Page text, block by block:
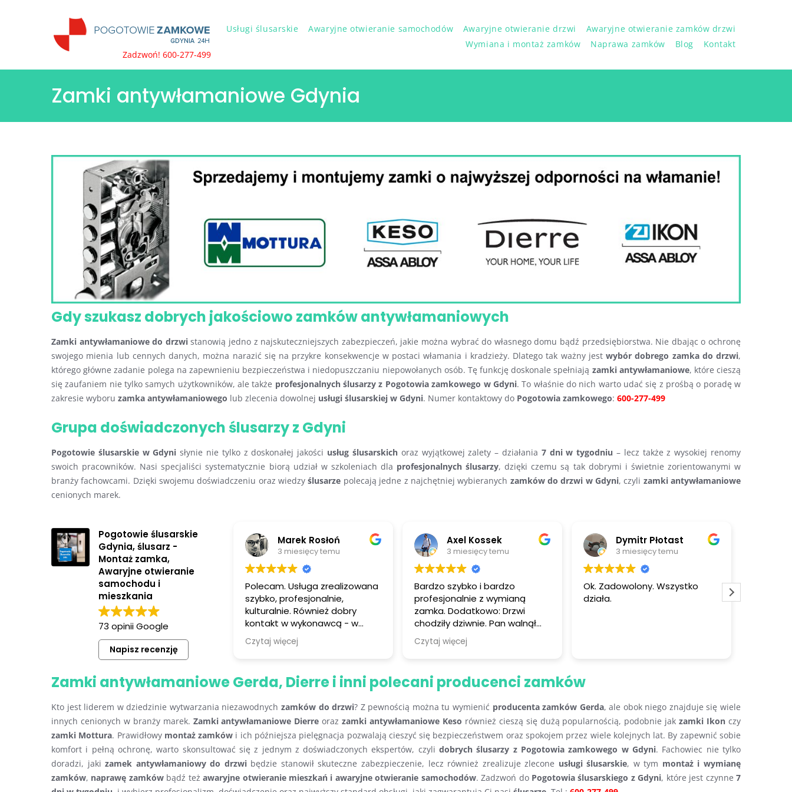
Zadzwoń! 600-277-499
Usługi ślusarskie Awaryjne otwieranie samochodów Awaryjne otwieranie drzwi
Awaryjne otwieranie zamków drzwi
Wymiana i montaż zamków
Naprawa zamków Blog Kontakt
Zamki antywłamaniowe Gdynia
Gdy szukasz dobrych jakościowo zamków antywłamaniowych
Zamki antywłamaniowe do drzwistanowią jedno z najskuteczniejszych zabezpieczeń, jakie można wybrać do własnego domu bądź przedsiębiorstwa. Nie dbając o ochronę
swojego mienia lub cennych danych, można narazić się na przykre konsekwencje w postaci włamania i kradzieży. Dlatego tak ważny jest wybór dobrego zamka do drzwi,
którego główne zadanie polega na zapewnieniu bezpieczeństwa i niedopuszczaniu niepowołanych osób. Tę funkcję doskonale spełniają zamki antywłamaniowe, które cieszą
się zaufaniem nie tylko samych użytkowników, ale także profesjonalnych ślusarzy z Pogotowia zamkowego w Gdyni. To właśnie do nich warto udać się z prośbą o poradę w
zakresie wyboru zamka antywłamaniowego lub zlecenia dowolnej usługi ślusarskiej w Gdyni. Numer kontaktowy do Pogotowia zamkowego: 600-277-499
Grupa doświadczonych ślusarzy z Gdyni
Pogotowie ślusarskie w Gdyni słynie nie tylko z doskonałej jakości usług ślusarskichoraz wyjątkowej zalety – działania 7 dni w tygodniu – lecz także z wysokiej renomy
swoich pracowników. Nasi specjaliści systematycznie biorą udział w szkoleniach dla profesjonalnych ślusarzy, dzięki czemu są tak dobrymi i świetnie zorientowanymi w
branży fachowcami. Dzięki swojemu doświadczeniu oraz wiedzyślusarze polecają jedne z najchętniej wybieranych zamków do drzwi w Gdyni, czyli zamki antywłamaniowe
cenionych marek.
Pogotowie ślusarskie
Gdynia, ślusarz -
Montaż zamka,
Awaryjne otwieranie
samochodu i
mieszkania
73 opinii Google
Napisz recenzję
Marek Rosłoń
3 miesięcy temu
Polecam. Usługa zrealizowana
szybko, profesjonalnie,
kulturalnie. Również dobry
kontakt w wykonawcą - w
przypadku opóźnienia telefon
z informacją. Wszystko bardzo
Czytaj więcej
Axel Kossek
3 miesięcy temu
Bardzo szybko i bardzo
profesjonalnie z wymianą
zamka. Dodatkowo: Drzwi
chodziły dziwnie. Pan walnął
raz młotkiem. Drzwi chodzą
dobrze.
Czytaj więcej
Dymitr Płotast
3 miesięcy temu
Ok. Zadowolony. Wszystko
działa.
Zamki antywłamaniowe Gerda, Dierre i inni polecani producenci zamków
Kto jest liderem w dziedzinie wytwarzania niezawodnych zamków do drzwi? Z pewnością można tu wymienić producenta zamków Gerda, ale obok niego znajduje się wiele
innych cenionych w branży marek. Zamki antywłamaniowe Dierre orazzamki antywłamaniowe Keso również cieszą się dużą popularnością, podobnie jakzamki Ikon czy
zamki Mottura. Prawidłowy montaż zamków i ich późniejsza pielęgnacja pozwalają cieszyć się bezpieczeństwem oraz spokojem przez wiele kolejnych lat. By zapewnić sobie
komfort i pełną ochronę, warto skonsultować się z jednym z doświadczonych ekspertów, czylidobrych ślusarzy z Pogotowia zamkowego w Gdyni. Fachowiec nie tylko
doradzi, jakizamek antywłamaniowy do drzwibędzie stanowił skuteczne zabezpieczenie, lecz również zrealizuje zlecone usługi ślusarskie, w tym montaż i wymianę
zamków, naprawę zamkówbądź teżawaryjne otwieranie mieszkań i awaryjne otwieranie samochodów. Zadzwoń do Pogotowia ślusarskiego z Gdyni, które jest czynne7